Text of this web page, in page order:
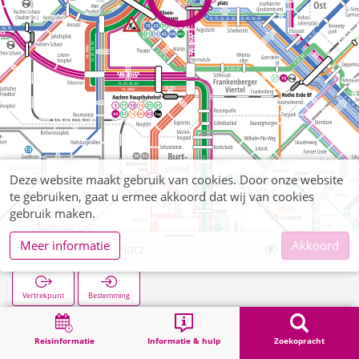
Reisinformatie Informatie & hulp Zoekopracht
Willy-Brandt-Platz
Vertrekpunt Bestemming
Zoekopracht
Deze website maakt gebruik van cookies. Door onze website
te gebruiken, gaat u ermee akkoord dat wij van cookies
gebruik maken.
Meer informatie
Akkoord